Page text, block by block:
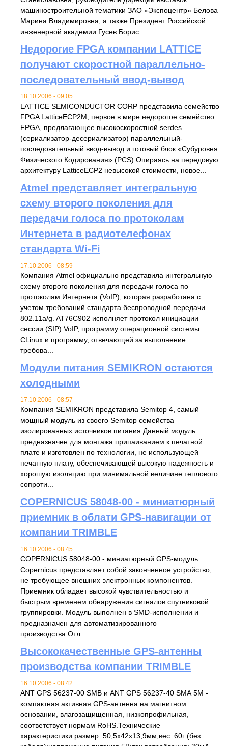
машиностроительной тематики ЗАО «Экспоцентр» Белова
Марина Владимировна, а также Президент Российской
инженерной академии Гусев Борис...
Недорогие FPGA компании LATTICE
получают скоростной параллельно-
последовательный ввод-вывод
18.10.2006 - 09:05
LATTICE SEMICONDUCTOR CORP представила семейство
FPGA LatticeECP2M, первое в мире недорогое семейство
FPGA, предлагающее высокоскоростной serdes
(сериализатор-десериализатор) параллельный-
последовательный ввод-вывод и готовый блок «Субуровня
Физического Кодирования» (PCS).Опираясь на передовую
архитектуру LatticeECP2 невысокой стоимости, новое...
Atmel представляет интегральную
схему второго поколения для
передачи голоса по протоколам
Интернета в радиотелефонах
стандарта Wi-Fi
17.10.2006 - 08:59
Компания Atmel официально представила интегральную
схему второго поколения для передачи голоса по
протоколам Интернета (VoIP), которая разработана с
учетом требований стандарта беспроводной передачи
802.11a/g. AT76C902 исполняет протокол инициации
сессии (SIP) VoIP, программу операционной системы
CLinux и программу, отвечающей за выполнение
требова...
Модули питания SEMIKRON остаются
холодными
17.10.2006 - 08:57
Компания SEMIKRON представила Semitop 4, самый
мощный модуль из своего Semitop семейства
изолированных источников питания.Данный модуль
предназначен для монтажа припаиванием к печатной
плате и изготовлен по технологии, не использующей
печатную плату, обеспечивающей высокую надежность и
хорошую изоляцию при минимальной величине теплового
сопроти...
COPERNICUS 58048-00 - миниатюрный
приемник в облати GPS-навигации от
компании TRIMBLE
16.10.2006 - 08:45
COPERNICUS 58048-00 - миниатюрный GPS-модуль
Copernicus представляет собой законченное устройство,
не требующее внешних электронных компонентов.
Приемник обладает высокой чувствительностью и
быстрым временем обнаружения сигналов спутниковой
группировки. Модуль выполнен в SMD-исполнении и
предназначен для автоматизированного
производства.Отл...
Высококачественные GPS-антенны
производства компании TRIMBLE
16.10.2006 - 08:42
ANT GPS 56237-00 SMB и ANT GPS 56237-40 SMА 5M -
компактная активная GPS-антенна на магнитном
основании, влагозащищенная, низкопрофильная,
соответствует нормам RoHS.Технические
характеристики:размер: 50,5x42x13,9мм;вес: 60г (без